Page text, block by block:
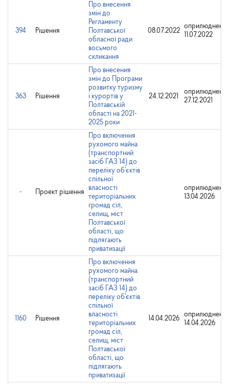
394 Рішення
Про внесення
змін до
Регламенту
Полтавської
обласної ради
восьмого
скликання
08.07.2022
оприлюднено:
11.07.2022
363 Рішення
Про внесения
змін до Програми
розвитку туризму
і курортів у
Полтавській
області на 2021-
2025 роки
24.12.2021
оприлюднено:
27.12.2021
- Проект рішення
Про включення
рухомого майна
(транспортний
засіб ГАЗ 14) до
переліку об’єктів
спільної
власності
територіальних
громад сіл,
селищ, міст
Полтавської
області, що
підлягають
приватизації
оприлюднено:
13.04.2026
1160 Рішення
Про включення
рухомого майна
(транспортний
засіб ГАЗ 14) до
переліку об’єктів
спільної
власності
територіальних
громад сіл,
селищ, міст
Полтавської
області, що
підлягають
приватизації
14.04.2026
оприлюднено:
14.04.2026